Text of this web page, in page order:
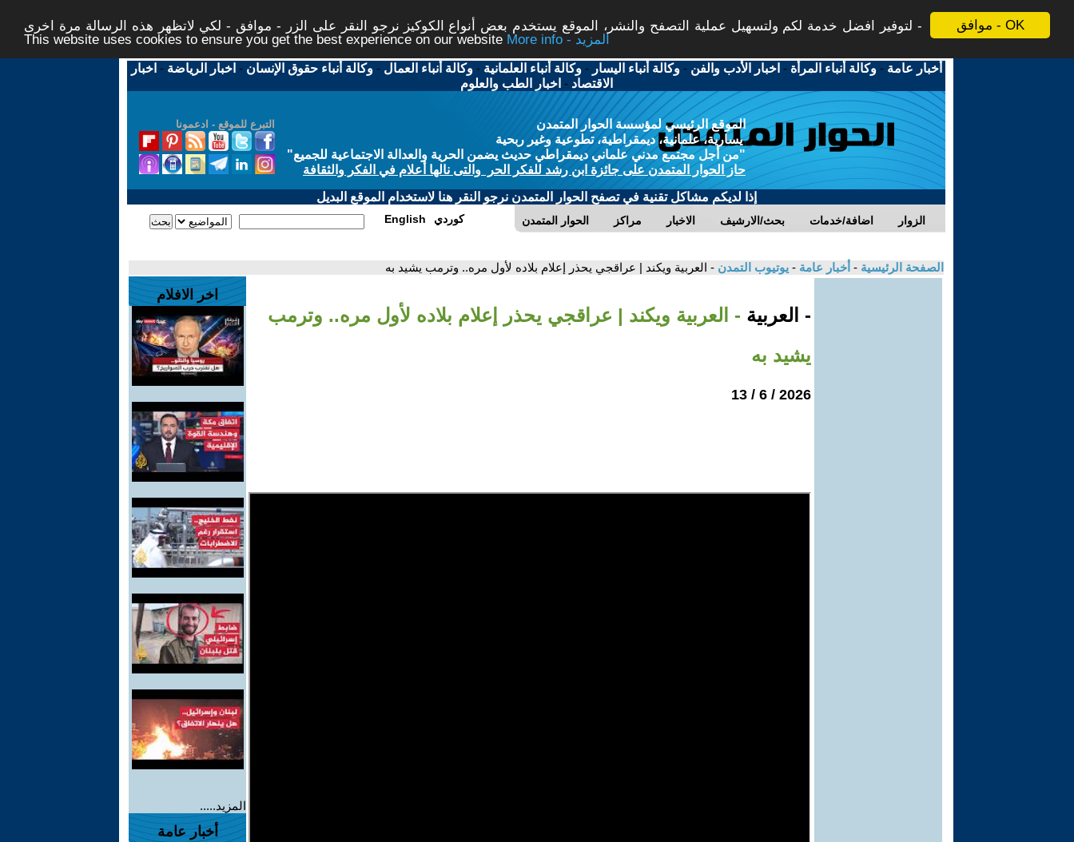
موافق - OK
لتوفير افضل خدمة لكم ولتسهيل عملية التصفح والنشر، الموقع يستخدم بعض أنواع الكوكيز نرجو النقر على الزر - موافق - لكي لاتظهر هذه الرسالة مرة اخرى -
This website uses cookies to ensure you get the best experience on our website
More info - المزيد
أخبار عامة -وكالة أنباء المرأة - اخبار الأدب والفن -وكالة أنباء اليسار -وكالة أنباء العلمانية -وكالة أنباء العمال -وكالة أنباء حقوق الإنسان - اخبار الرياضة - اخبار
الاقتصاد - اخبار الطب والعلوم
التبرع للموقع - ادعمونا
الموقع الرئيسي لمؤسسة الحوار المتمدن
يسارية، علمانية، ديمقراطية، تطوعية وغير ربحية
"من أجل مجتمع مدني علماني ديمقراطي حديث يضمن الحرية والعدالة الاجتماعية للجميع"
حاز الحوار المتمدن على جائزة ابن رشد للفكر الحر والتى نالها أعلام في الفكر والثقافة
إذا لديكم مشاكل تقنية في تصفح الحوار المتمدن نرجو النقر هنا لاستخدام الموقع البديل
الحوار المتمدن مراكز الاخبار بحث/الارشيف اضافة/خدمات الزوار English كوردي
الصفحة الرئيسية - أخبار عامة - يوتيوب التمدن - العربية ويكند | عراقجي يحذر إعلام بلاده لأول مره.. وترمب يشيد به
- العربية - العربية ويكند | عراقجي يحذر إعلام بلاده لأول مره.. وترمب
يشيد به
2026 / 6 / 13
اخر الافلام
المزيد.....
أخبار عامة